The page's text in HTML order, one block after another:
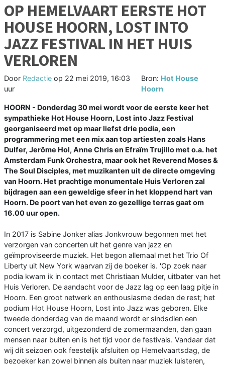
OP HEMELVAART EERSTE HOT
HOUSE HOORN, LOST INTO
JAZZ FESTIVAL IN HET HUIS
VERLOREN
Door Redactie op 22 mei 2019, 16:03
uur
Bron: Hot House
Hoorn
HOORN - Donderdag 30 mei wordt voor de eerste keer het
sympathieke Hot House Hoorn, Lost into Jazz Festival
georganiseerd met op maar liefst drie podia, een
programmering met een mix aan top artiesten zoals Hans
Dulfer, Jerôme Hol, Anne Chris en Efraïm Trujillo met o.a. het
Amsterdam Funk Orchestra, maar ook het Reverend Moses &
The Soul Disciples, met muzikanten uit de directe omgeving
van Hoorn. Het prachtige monumentale Huis Verloren zal
bijdragen aan een geweldige sfeer in het kloppend hart van
Hoorn. De poort van het even zo gezellige terras gaat om
16.00 uur open.
In 2017 is Sabine Jonker alias Jonkvrouw begonnen met het
verzorgen van concerten uit het genre van jazz en
geïmproviseerde muziek. Het begon allemaal met het Trio Of
Liberty uit New York waarvan zij de boeker is. 'Op zoek naar
podia kwam ik in contact met Christiaan Mulder, uitbater van het
Huis Verloren. De aandacht voor de Jazz lag op een laag pitje in
Hoorn. Een groot netwerk en enthousiasme deden de rest; het
podium Hot House Hoorn, Lost into Jazz was geboren. Elke
tweede donderdag van de maand wordt er sindsdien een
concert verzorgd, uitgezonderd de zomermaanden, dan gaan
mensen naar buiten en is het tijd voor de festivals. Vandaar dat
wij dit seizoen ook feestelijk afsluiten op Hemelvaartsdag, de
bezoeker kan zowel binnen als buiten naar muziek luisteren,